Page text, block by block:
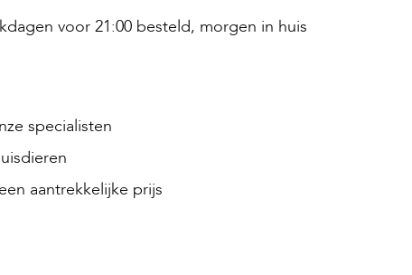
voor 21:00 besteld, morgen in huis
specialisten
aantrekkelijke prijs